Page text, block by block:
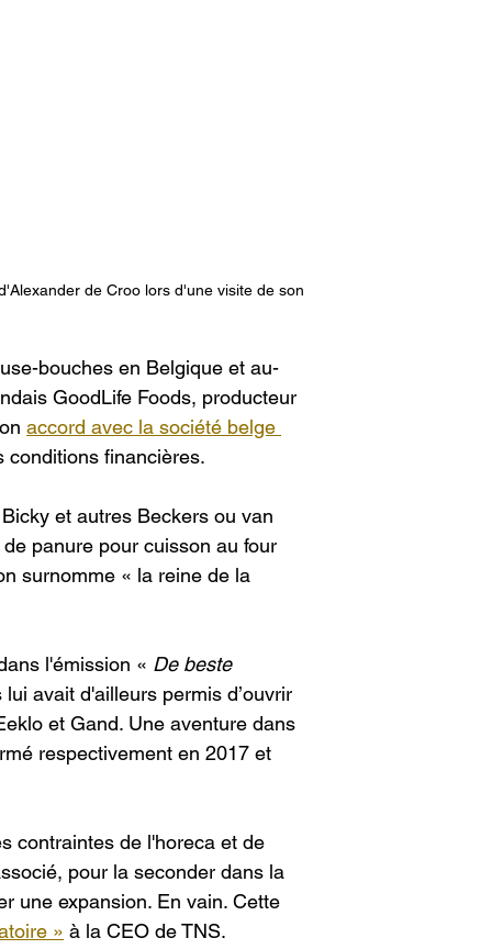
de Croo lors d'une visite de son
bouches en Belgique et au-
GoodLife Foods, producteur
accord avec la société belge
conditions financières.
et autres Beckers ou van
panure pour cuisson au four
surnomme « la reine de la
l'émission « De beste
avait d'ailleurs permis d’ouvrir
et Gand. Une aventure dans
respectivement en 2017 et
contraintes de l'horeca et de
pour la seconder dans la
une expansion. En vain. Cette
» à la CEO de TNS.